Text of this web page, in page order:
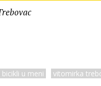
u meni vitomirka